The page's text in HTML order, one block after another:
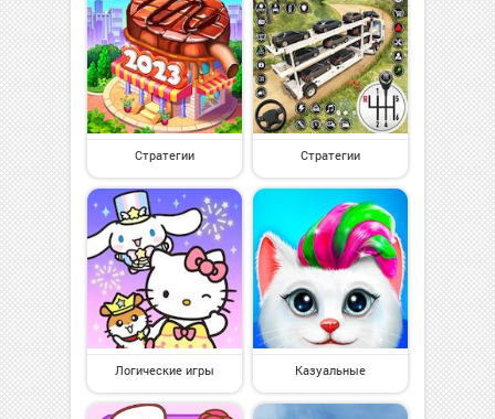
Стратегии Стратегии
Логические игры Казуальные